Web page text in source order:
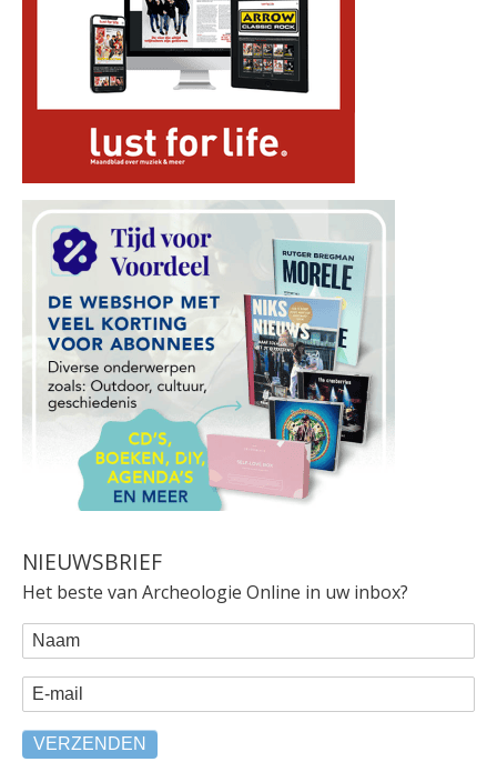
NIEUWSBRIEF
Het beste van Archeologie Online in uw inbox?
WEBFORM
Naam
E-mail